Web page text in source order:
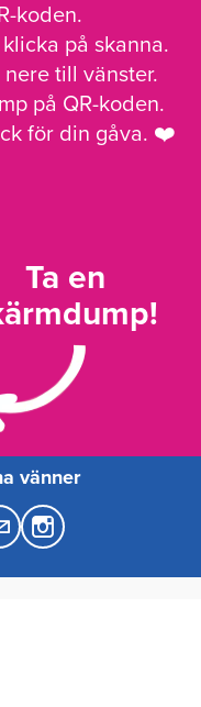
koden.
på skanna.
till vänster.
på QR-koden.
för din gåva. ❤️
Ta en
vänner
M
a